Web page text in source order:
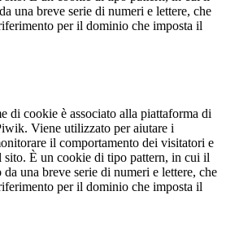
una breve serie di numeri e lettere, che
per il dominio che imposta il
di cookie è associato alla piattaforma di
Viene utilizzato per aiutare i
il comportamento dei visitatori e
sito. È un cookie di tipo pattern, in cui il
una breve serie di numeri e lettere, che
per il dominio che imposta il